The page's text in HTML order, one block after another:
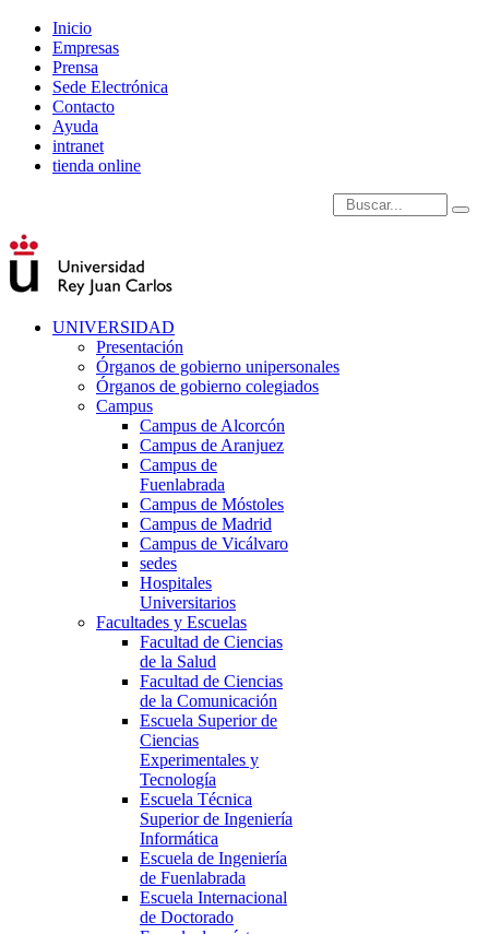
Inicio
Empresas
Prensa
Sede Electrónica
Contacto
Ayuda
intranet
tienda online
Introduce términos de
UNIVERSIDAD
Presentación
Órganos de gobierno unipersonales
Órganos de gobierno colegiados
Campus
Campus de Alcorcón
Campus de Aranjuez
Campus de
Fuenlabrada
Campus de Móstoles
Campus de Madrid
Campus de Vicálvaro
sedes
Hospitales
Universitarios
Facultades y Escuelas
Facultad de Ciencias
de la Salud
Facultad de Ciencias
de la Comunicación
Escuela Superior de
Ciencias
Experimentales y
Tecnología
Escuela Técnica
Superior de Ingeniería
Informática
Escuela de Ingeniería
de Fuenlabrada
Escuela Internacional
de Doctorado